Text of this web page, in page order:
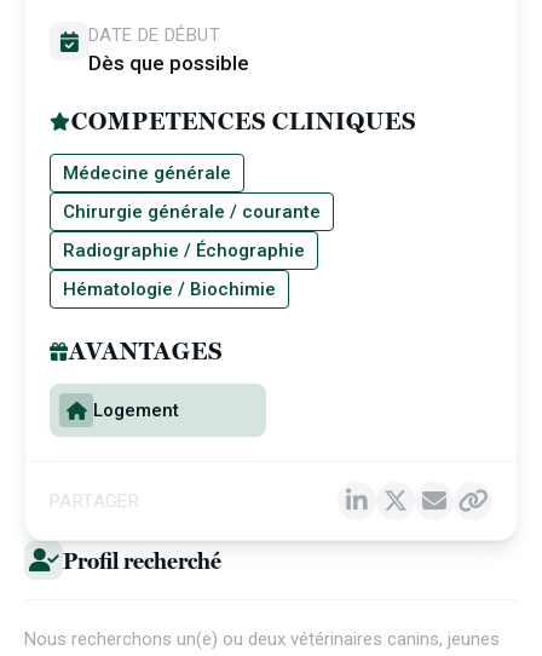
Profil recherché
Nous recherchons un(e) ou deux vétérinaires canins, jeunes
DATE DE DÉBUT
Dès que possible
COMPETENCES CLINIQUES
Médecine générale
Chirurgie générale / courante
Radiographie / Échographie
Hématologie / Biochimie
AVANTAGES
Logement
PARTAGER